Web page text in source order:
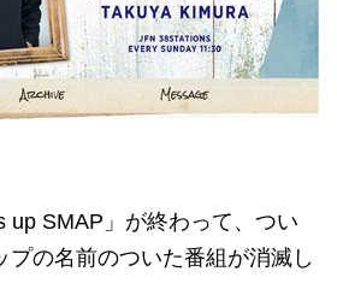
up SMAP」が終わって、つい
プの名前のついた番組が消滅し